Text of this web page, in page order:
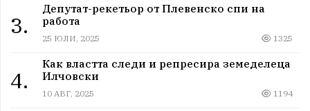
3.
Депутат-рекетьор от Плевенско спи на
работа
25 ЮЛИ, 2025 1325
4.
Как властта следи и репресира земеделеца
Илчовски
10 АВГ, 2025 1194